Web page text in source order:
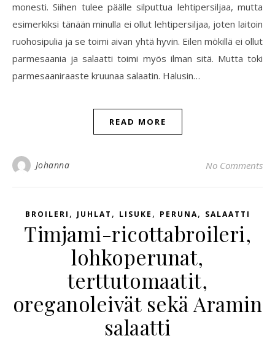
monesti. Siihen tulee päälle silputtua lehtipersiljaa, mutta
esimerkiksi tänään minulla ei ollut lehtipersiljaa, joten laitoin
ruohosipulia ja se toimi aivan yhtä hyvin. Eilen mökillä ei ollut
parmesaania ja salaatti toimi myös ilman sitä. Mutta toki
parmesaaniraaste kruunaa salaatin. Halusin…
READ MORE
Johanna No Comments
BROILERI , JUHLAT , LISUKE , PERUNA, SALAATTI
Timjami-ricottabroileri,
lohkoperunat,
terttutomaatit,
oreganoleivät sekä Aramin
salaatti